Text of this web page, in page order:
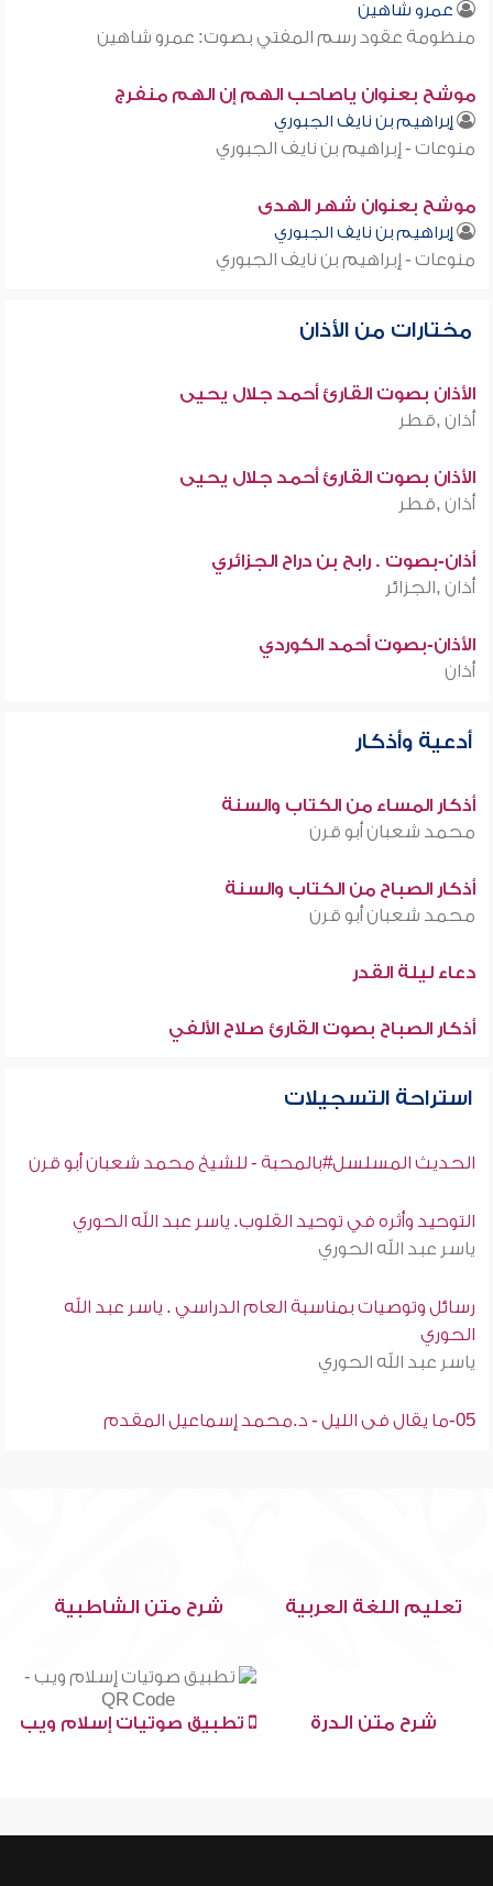
عمرو شاهين
منظومة عقود رسم المفتي بصوت: عمرو شاهين
موشح بعنوان ياصاحب الهم إن الهم منفرج
إبراهيم بن نايف الجبوري
منوعات - إبراهيم بن نايف الجبوري
موشح بعنوان شهر الهدى
إبراهيم بن نايف الجبوري
منوعات - إبراهيم بن نايف الجبوري
مختارات من الأذان
الأذان بصوت القارئ أحمد جلال يحيى
أذان ,قطر
الأذان بصوت القارئ أحمد جلال يحيى
أذان ,قطر
أذان-بصوت . رابح بن دراح الجزائري
أذان ,الجزائر
الأذان-بصوت أحمد الكوردي
أذان
أدعية وأذكار
أذكار المساء من الكتاب والسنة
محمد شعبان أبو قرن
أذكار الصباح من الكتاب والسنة
محمد شعبان أبو قرن
دعاء ليلة القدر
أذكار الصباح بصوت القارئ صلاح الألفي
استراحة التسجيلات
الحديث المسلسل#بالمحبة - للشيخ محمد شعبان أبو قرن
التوحيد وأثره في توحيد القلوب. ياسر عبد الله الحوري
ياسر عبد الله الحوري
رسائل وتوصيات بمناسبة العام الدراسي . ياسر عبد الله
الحوري
ياسر عبد الله الحوري
05-ما يقال فى الليل - د.محمد إسماعيل المقدم
تعليم اللغة العربية شرح متن الشاطبية
شرح متن الدرة تطبيق صوتيات إسلام ويب